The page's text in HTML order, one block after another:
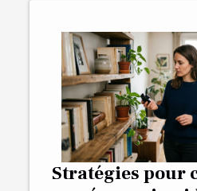
Stratégies pour